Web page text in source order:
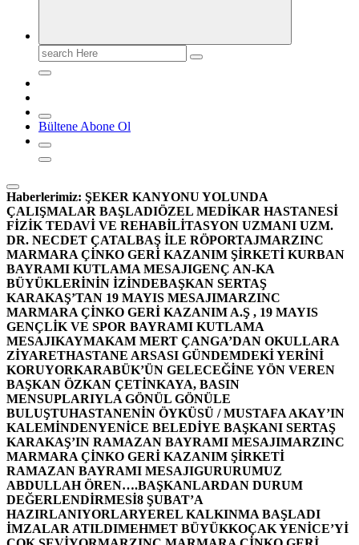
Search
for:
Bültene Abone Ol
Haberlerimiz: ŞEKER KANYONU YOLUNDA
ÇALIŞMALAR BAŞLADIÖZEL MEDİKAR HASTANESİ
FİZİK TEDAVİ VE REHABİLİTASYON UZMANI UZM.
DR. NECDET ÇATALBAŞ İLE RÖPORTAJMARZINC
MARMARA ÇİNKO GERİ KAZANIM ŞİRKETİ KURBAN
BAYRAMI KUTLAMA MESAJIGENÇ AN-KA
BÜYÜKLERİNİN İZİNDEBAŞKAN SERTAŞ
KARAKAŞ’TAN 19 MAYIS MESAJIMARZINC
MARMARA ÇİNKO GERİ KAZANIM A.Ş , 19 MAYIS
GENÇLİK VE SPOR BAYRAMI KUTLAMA
MESAJIKAYMAKAM MERT ÇANGA’DAN OKULLARA
ZİYARETHASTANE ARSASI GÜNDEMDEKİ YERİNİ
KORUYORKARABÜK’ÜN GELECEĞİNE YÖN VEREN
BAŞKAN ÖZKAN ÇETİNKAYA, BASIN
MENSUPLARIYLA GÖNÜL GÖNÜLE
BULUŞTUHASTANENİN ÖYKÜSÜ / MUSTAFA AKAY’IN
KALEMİNDENYENİCE BELEDİYE BAŞKANI SERTAŞ
KARAKAŞ’IN RAMAZAN BAYRAMI MESAJIMARZINC
MARMARA ÇİNKO GERİ KAZANIM ŞİRKETİ
RAMAZAN BAYRAMI MESAJIGURURUMUZ
ABDULLAH ÖREN….BAŞKANLARDAN DURUM
DEĞERLENDİRMESİ8 ŞUBAT’A
HAZIRLANIYORLARYEREL KALKINMA BAŞLADI
İMZALAR ATILDIMEHMET BÜYÜKKOÇAK YENİCE’Yİ